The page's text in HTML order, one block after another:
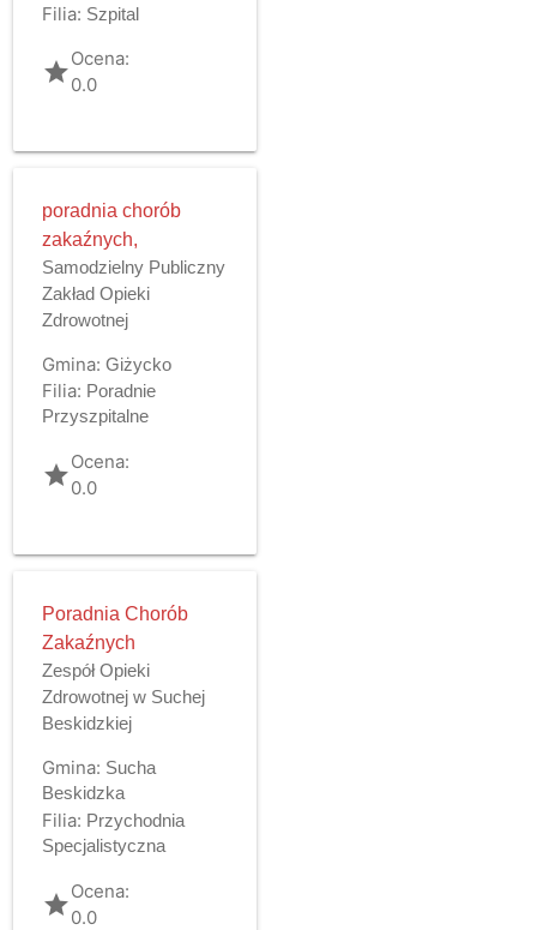
Filia: Szpital
gradeOcena:
0.0
poradnia chorób
zakaźnych,
Samodzielny Publiczny
Zakład Opieki
Zdrowotnej
Gmina: Giżycko
Filia: Poradnie
Przyszpitalne
gradeOcena:
0.0
Poradnia Chorób
Zakaźnych
Zespół Opieki
Zdrowotnej w Suchej
Beskidzkiej
Gmina: Sucha
Beskidzka
Filia: Przychodnia
Specjalistyczna
gradeOcena:
0.0